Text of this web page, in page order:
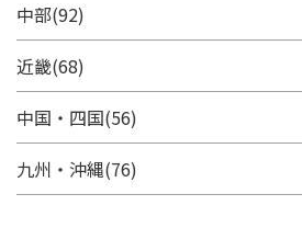
中部(92)
近畿(68)
中国・四国(56)
九州・沖縄(76)